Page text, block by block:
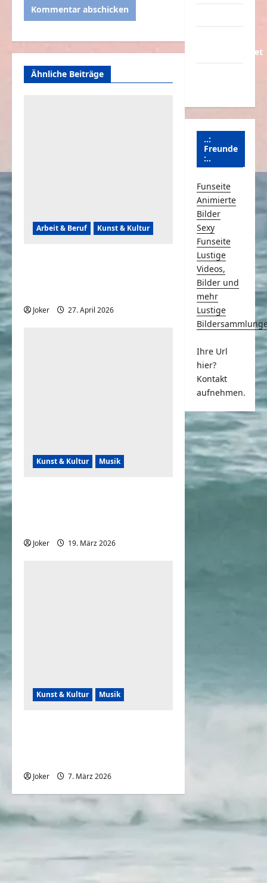
Ähnliche Beiträge
Arbeit & Beruf Kunst & Kultur
Joker 27. April 2026
Kunst & Kultur Musik
Joker 19. März 2026
Kunst & Kultur Musik
Joker 7. März 2026
Schmunzeln.net
..:
Freunde
:..
Funseite
Animierte
Bilder
Sexy
Funseite
Lustige
Videos,
Bilder und
mehr
Lustige
Ihre Url
hier?
Kontakt
aufnehmen.